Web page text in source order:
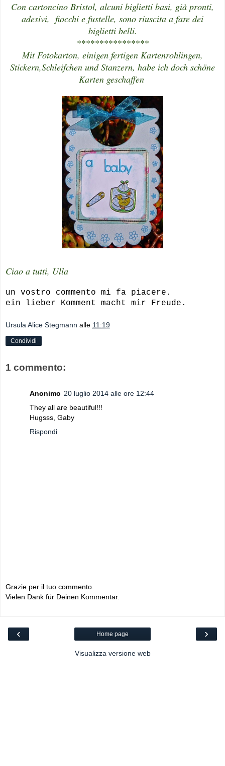
Con cartoncino Bristol, alcuni biglietti basi, già pronti,
adesivi, fiocchi e fustelle, sono riuscita a fare dei
biglietti belli.
****************
Mit Fotokarton, einigen fertigen Kartenrohlingen,
Stickern,Schleifchen und Stanzern, habe ich doch schöne
Karten geschaffen
Ciao a tutti, Ulla
un vostro commento mi fa piacere.
ein lieber Komment macht mir Freude.
Ursula Alice Stegmann alle 11:19
Condividi
1 commento:
Anonimo 20 luglio 2014 alle ore 12:44
They all are beautiful!!!
Hugsss, Gaby
Rispondi
Grazie per il tuo commento.
Vielen Dank für Deinen Kommentar.
‹ ›
Home page
Visualizza versione web